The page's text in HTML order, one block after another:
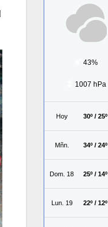
43%
1007 hPa
Hoy 30º / 25º
Mñn. 34º / 24º
Dom. 18 25º / 14º
Lun. 19 22º / 12º